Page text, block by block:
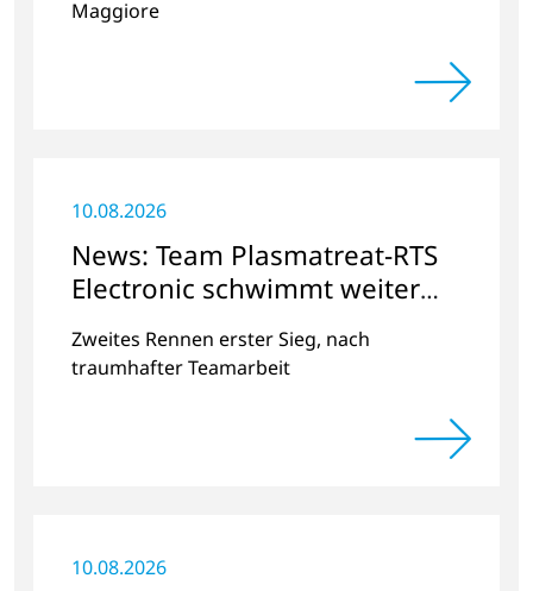
Maggiore
10.08.2026
News: Team Plasmatreat-RTS
Electronic schwimmt weiter
Zweites Rennen erster Sieg, nach
traumhafter Teamarbeit
10.08.2026